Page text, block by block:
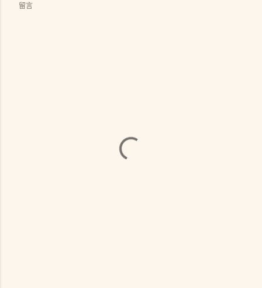
留言